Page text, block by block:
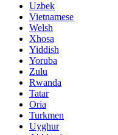
Uzbek
Vietnamese
Welsh
Xhosa
Yiddish
Yoruba
Zulu
Rwanda
Tatar
Oria
Turkmen
Uyghur